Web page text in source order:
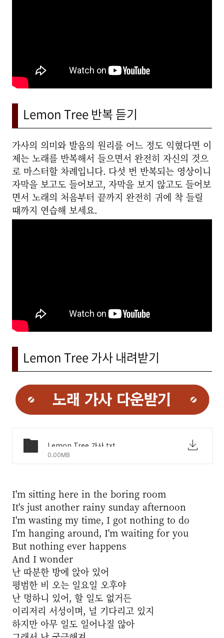
Lemon Tree 반복 듣기
가사의 의미와 발음의 원리를 어느 정도 익혔다면 이
제는 노래를 반복해서 들으면서 완전히 자신의 것으
로 마스터할 차례입니다. 다섯 번 반복되는 영상이니
자막을 보고도 들어보고, 자막을 보지 않고도 들어보
면서 노래의 처음부터 끝까지 완전히 귀에 착 들릴
때까지 연습해 보세요.
Lemon Tree 가사 내려받기
Lemon Tree 가사.txt
0.00MB
I'm sitting here in the boring room
It's just another rainy sunday afternoon
I'm wasting my time, I got nothing to do
I'm hanging around, I'm waiting for you
But nothing ever happens
And I wonder
난 따분한 방에 앉아 있어
평범한 비 오는 일요일 오후야
난 멍하니 있어, 할 일도 없거든
이리저리 서성이며, 널 기다리고 있지
하지만 아무 일도 일어나질 않아